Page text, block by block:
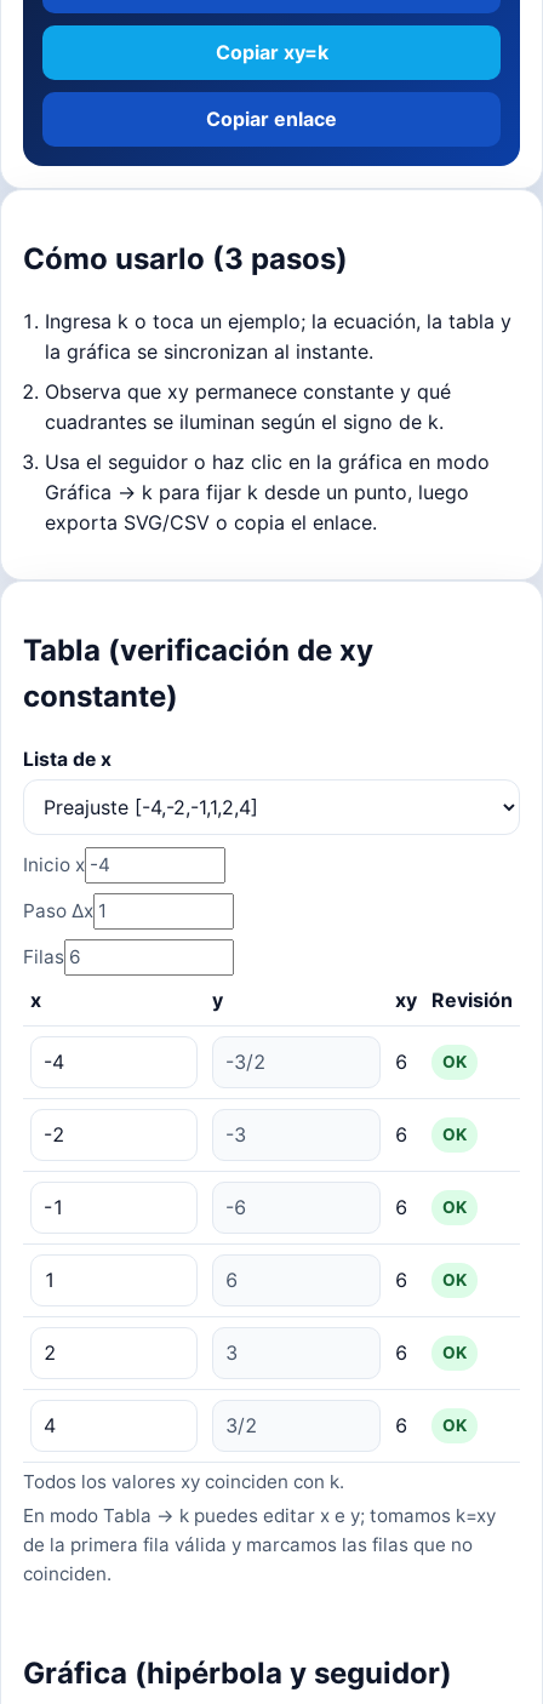
Copiar xy=k
Copiar enlace
Cómo usarlo (3 pasos)
Ingresa k o toca un ejemplo; la ecuación, la tabla y
la gráfica se sincronizan al instante.
Observa que xy permanece constante y qué
cuadrantes se iluminan según el signo de k.
Usa el seguidor o haz clic en la gráfica en modo
Gráfica → k para fijar k desde un punto, luego
exporta SVG/CSV o copia el enlace.
Tabla (verificación de xy
constante)
Lista de x
Inicio x
Paso Δx
Filas
x y xy Revisión
6 OK
6 OK
6 OK
6 OK
6 OK
6 OK
Todos los valores xy coinciden con k.
En modo Tabla → k puedes editar x e y; tomamos k=xy
de la primera fila válida y marcamos las filas que no
coinciden.
Gráfica (hipérbola y seguidor)